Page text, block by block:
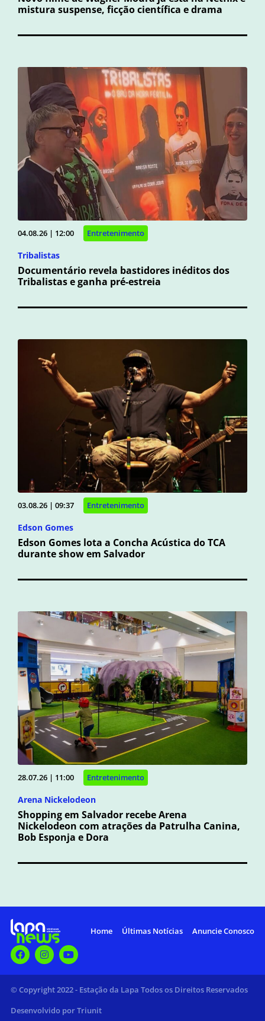
mistura suspense, ficção científica e drama
04.08.26 | 12:00 Entretenimento
Tribalistas
Documentário revela bastidores inéditos dos
Tribalistas e ganha pré-estreia
03.08.26 | 09:37 Entretenimento
Edson Gomes
Edson Gomes lota a Concha Acústica do TCA
durante show em Salvador
28.07.26 | 11:00 Entretenimento
Arena Nickelodeon
Shopping em Salvador recebe Arena
Nickelodeon com atrações da Patrulha Canina,
Bob Esponja e Dora
Home Últimas Notícias Anuncie Conosco
© Copyright 2022 - Estação da Lapa Todos os Direitos Reservados
Desenvolvido por Triunit